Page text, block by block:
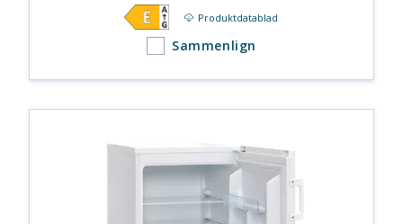
Produktdatablad
Sammenlign